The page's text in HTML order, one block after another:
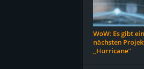
WoW: Es gibt
nächsten
„Hurricane“